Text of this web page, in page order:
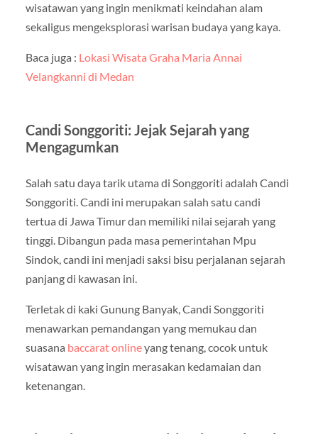
wisatawan yang ingin menikmati keindahan alam
sekaligus mengeksplorasi warisan budaya yang kaya.
Baca juga : Lokasi Wisata Graha Maria Annai
Velangkanni di Medan
Candi Songgoriti: Jejak Sejarah yang
Mengagumkan
Salah satu daya tarik utama di Songgoriti adalah Candi
Songgoriti. Candi ini merupakan salah satu candi
tertua di Jawa Timur dan memiliki nilai sejarah yang
tinggi. Dibangun pada masa pemerintahan Mpu
Sindok, candi ini menjadi saksi bisu perjalanan sejarah
panjang di kawasan ini.
Terletak di kaki Gunung Banyak, Candi Songgoriti
menawarkan pemandangan yang memukau dan
suasana baccarat onlineyang tenang, cocok untuk
wisatawan yang ingin merasakan kedamaian dan
ketenangan.